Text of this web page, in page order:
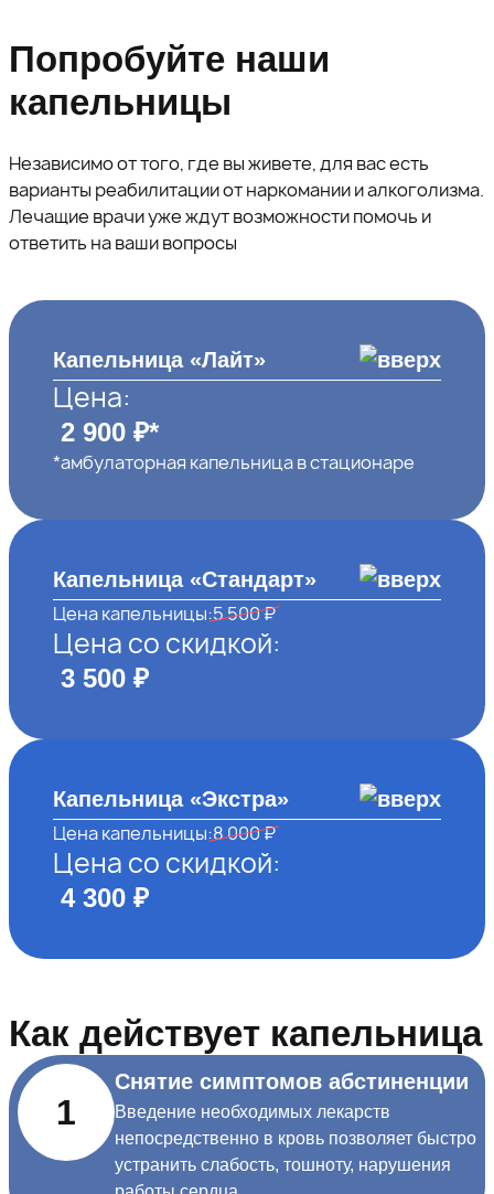
Попробуйте наши
капельницы
Независимо от того, где вы живете, для вас есть
варианты реабилитации от наркомании и алкоголизма.
Лечащие врачи уже ждут возможности помочь и
ответить на ваши вопросы
Капельница «Лайт»
Цена:
2 900 ₽*
*амбулаторная капельница в стационаре
Капельница «Стандарт»
Цена капельницы:5 500 ₽
Цена со скидкой:
3 500 ₽
Капельница «Экстра»
Цена капельницы:8 000 ₽
Цена со скидкой:
4 300 ₽
Как действует капельница
1
Снятие симптомов абстиненции
Введение необходимых лекарств
непосредственно в кровь позволяет быстро
устранить слабость, тошноту, нарушения